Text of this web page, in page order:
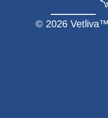
© 2026